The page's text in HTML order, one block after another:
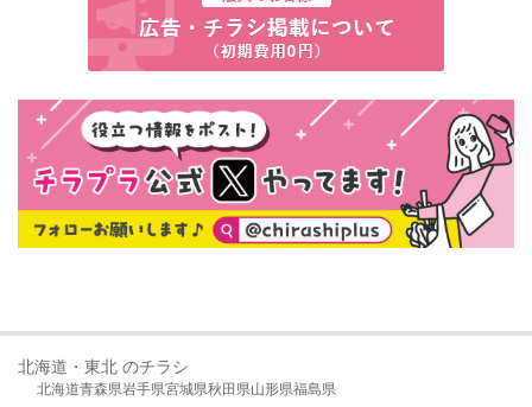
北海道・東北 のチラシ
北海道青森県岩手県宮城県秋田県山形県福島県